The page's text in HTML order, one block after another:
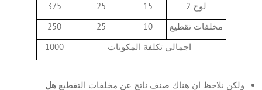
لوح 2
15
25
375
مخلفات تقطيع
10
25
250
اجمالي تكلفة المكونات
1000
ولكن نلاحظ ان هناك صنف ناتج عن مخلفات التقطيع هل